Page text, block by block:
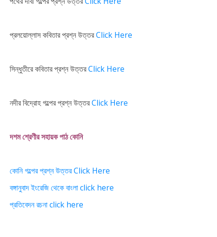
প্রলয়োল্লাস কবিতার প্রশ্ন উত্তরClick Here
সিন্ধুতীরে কবিতার প্রশ্ন উত্তরClick Here
নদীর বিদ্রোহ গল্পের প্রশ্ন উত্তরClick Here
দশম শ্রেণীর সহায়ক পাঠ কোনি
কোনি গল্পের প্রশ্ন উত্তর Click Here
বঙ্গানুবাদ ইংরেজি থেকে বাংলা click here
প্রতিবেদন রচনা click here